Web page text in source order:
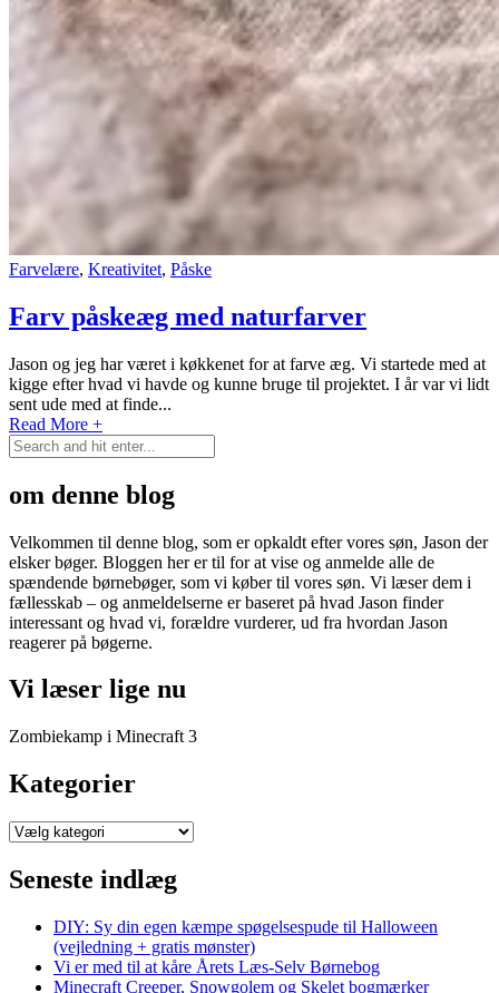
Farvelære, Kreativitet, Påske
Farv påskeæg med naturfarver
Jason og jeg har været i køkkenet for at farve æg. Vi startede med at
kigge efter hvad vi havde og kunne bruge til projektet. I år var vi lidt
sent ude med at finde...
Read More +
om denne blog
Velkommen til denne blog, som er opkaldt efter vores søn, Jason der
elsker bøger. Bloggen her er til for at vise og anmelde alle de
spændende børnebøger, som vi køber til vores søn. Vi læser dem i
fællesskab – og anmeldelserne er baseret på hvad Jason finder
interessant og hvad vi, forældre vurderer, ud fra hvordan Jason
reagerer på bøgerne.
Vi læser lige nu
Zombiekamp i Minecraft 3
Kategorier
Kategorier
Seneste indlæg
DIY: Sy din egen kæmpe spøgelsespude til Halloween
(vejledning + gratis mønster)
Vi er med til at kåre Årets Læs-Selv Børnebog
Minecraft Creeper, Snowgolem og Skelet bogmærker